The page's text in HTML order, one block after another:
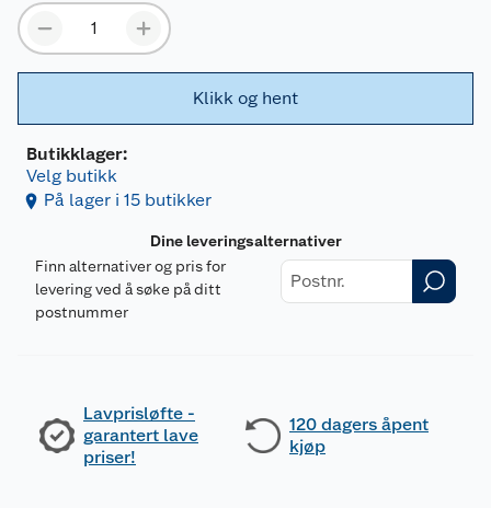
Klikk og hent
Butikklager:
Velg butikk
På lager i 15 butikker
Dine leveringsalternativer
Finn alternativer og pris for
levering ved å søke på ditt
postnummer
Lavprisløfte -
garantert lave
priser!
120 dagers åpent
kjøp